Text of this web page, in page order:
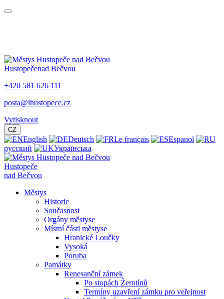
Hustopečenad Bečvou
+420 581 626 111
posta@ihustopece.cz
Vytisknout
CZ
English Deutsch Le français
Espanol
русский
Українська
Hustopeče
nad Bečvou
Městys
Historie
Současnost
Orgány městyse
Místní části městyse
Hranické Loučky
Vysoká
Poruba
Památky
Renesanční zámek
Po stopách Žerotínů
Termíny uzavření zámku pro veřejnost